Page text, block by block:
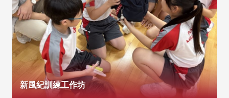
新風紀訓練工作坊